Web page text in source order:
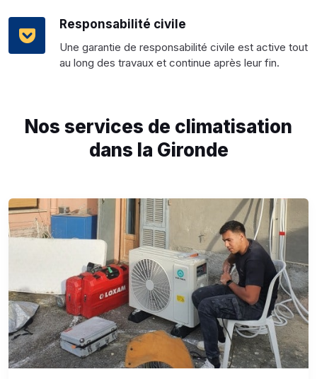
Responsabilité civile
Une garantie de responsabilité civile est active tout
au long des travaux et continue après leur fin.
Nos services de climatisation
dans la Gironde